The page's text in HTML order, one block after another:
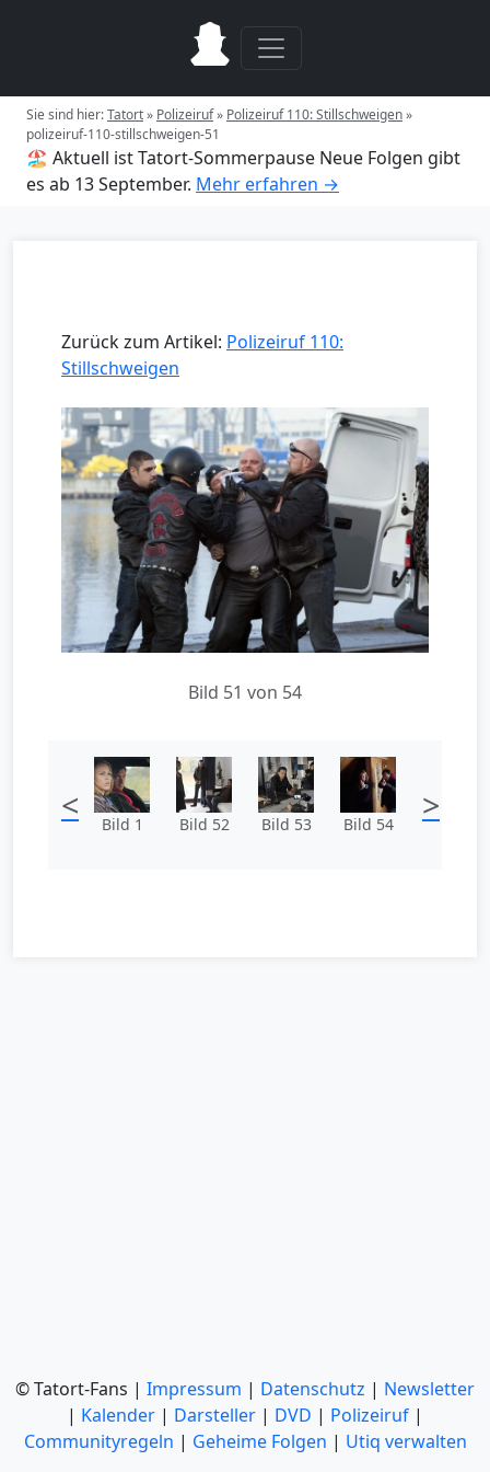
Sie sind hier:Tatort» Polizeiruf» Polizeiruf 110: Stillschweigen»
polizeiruf-110-stillschweigen-51
🏖️ Aktuell ist Tatort-Sommerpause Neue Folgen gibt
es ab 13 September. Mehr erfahren →
Zurück zum Artikel: Polizeiruf 110:
Stillschweigen
Bild 51 von 54
< Bild 1 Bild 52 Bild 53 Bild 54 >
© Tatort-Fans | Impressum | Datenschutz | Newsletter
| Kalender | Darsteller | DVD | Polizeiruf |
Communityregeln | Geheime Folgen | Utiq verwalten